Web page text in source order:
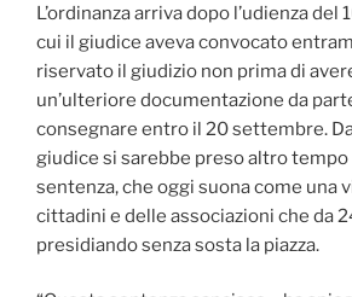
L’ordinanza arriva dopo l’udienza
cui il giudice aveva convocato
riservato il giudizio non prima di
un’ulteriore documentazione da
consegnare entro il 20 settembre.
giudice si sarebbe preso altro
sentenza, che oggi suona come una
cittadini e delle associazioni che da
presidiando senza sosta la piazza.